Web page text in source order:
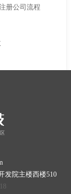
册公司流程
发院主楼西楼510